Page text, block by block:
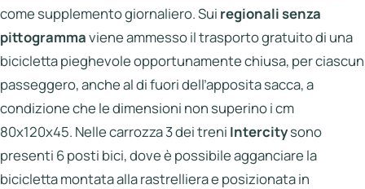
come supplemento giornaliero. Sui regionali senza
pittogrammaviene ammesso il trasporto gratuito di una
bicicletta pieghevole opportunamente chiusa, per ciascun
passeggero, anche al di fuori dell’apposita sacca, a
condizione che le dimensioni non superino i cm
80x120x45. Nelle carrozza 3 dei treni Intercitysono
presenti 6 posti bici, dove è possibile agganciare la
bicicletta montata alla rastrelliera e posizionata in